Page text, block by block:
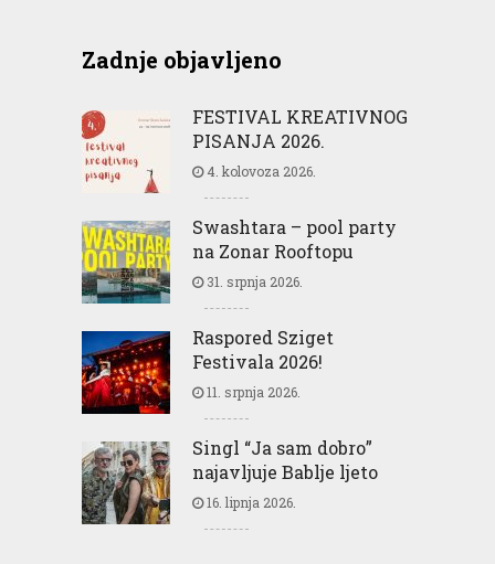
Zadnje objavljeno
FESTIVAL KREATIVNOG
PISANJA 2026.
4. kolovoza 2026.
Swashtara – pool party
na Zonar Rooftopu
31. srpnja 2026.
Raspored Sziget
Festivala 2026!
11. srpnja 2026.
Singl “Ja sam dobro”
najavljuje Bablje ljeto
16. lipnja 2026.